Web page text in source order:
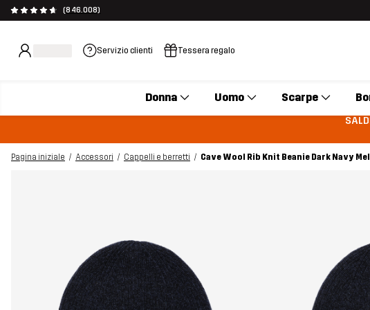
(846.008)
Servizio clienti Tessera regalo
Donna Uomo Scarpe
Pagina iniziale Accessori Cappelli e berretti
Cave Wool Rib Knit Beanie Dark Navy